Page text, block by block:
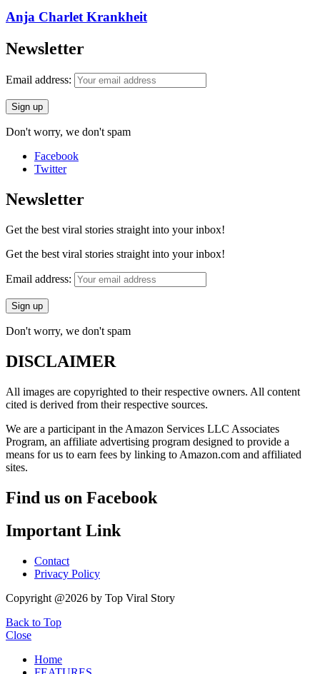
Anja Charlet Krankheit
Newsletter
Email address:
Don't worry, we don't spam
Facebook
Twitter
Newsletter
Get the best viral stories straight into your inbox!
Get the best viral stories straight into your inbox!
Email address:
Don't worry, we don't spam
DISCLAIMER
All images are copyrighted to their respective owners. All content
cited is derived from their respective sources.
We are a participant in the Amazon Services LLC Associates
Program, an affiliate advertising program designed to provide a
means for us to earn fees by linking to Amazon.com and affiliated
sites.
Find us on Facebook
Important Link
Contact
Privacy Policy
Copyright @2026 by Top Viral Story
Back to Top
Close
Home